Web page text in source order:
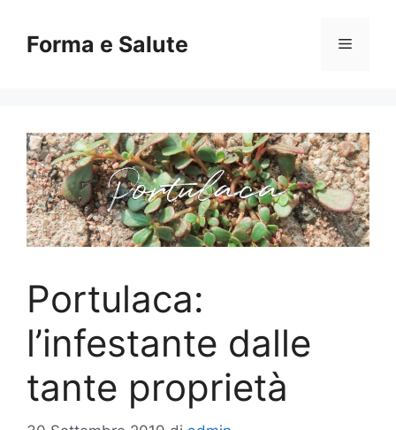
contenuto
Forma e Salute Menu
Portulaca:
l’infestante dalle
tante proprietà